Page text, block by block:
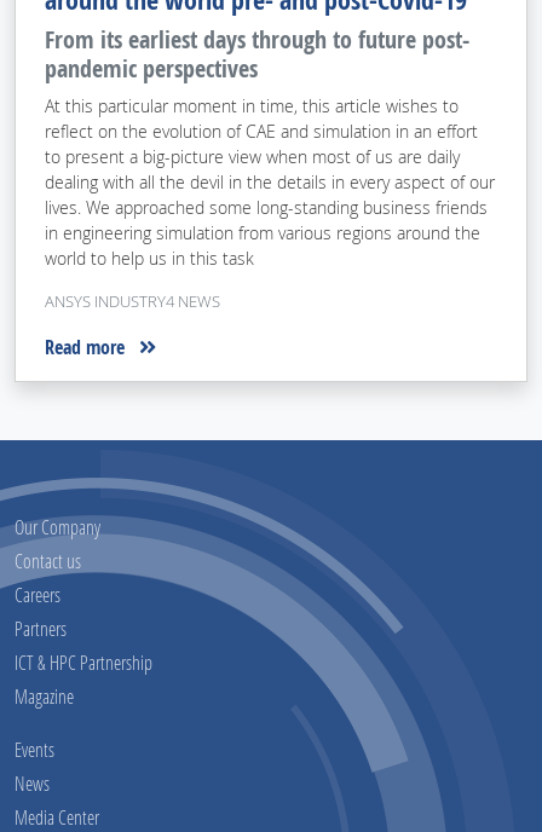
From its earliest days through to future post-
pandemic perspectives
At this particular moment in time, this article wishes to
reflect on the evolution of CAE and simulation in an effort
to present a big-picture view when most of us are daily
dealing with all the devil in the details in every aspect of our
lives. We approached some long-standing business friends
in engineering simulation from various regions around the
world to help us in this task
ANSYS INDUSTRY4 NEWS
Read more
Our Company
Contact us
Careers
Partners
ICT & HPC Partnership
Magazine
Events
News
Media Center